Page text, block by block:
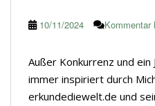
10/11/2024 Kommentar
Außer Konkurrenz und
immer inspiriert durch
erkundediewelt.de und